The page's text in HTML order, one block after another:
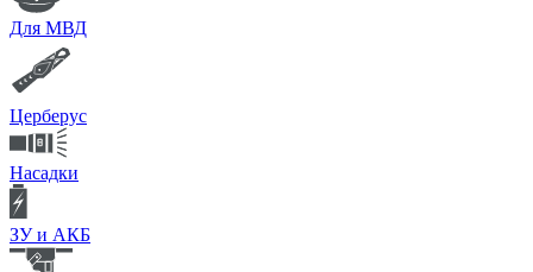
Для МВД
Церберус
Насадки
ЗУ и АКБ